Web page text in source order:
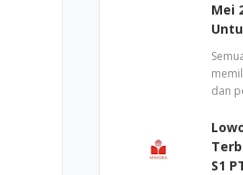
Mei
dan
S1